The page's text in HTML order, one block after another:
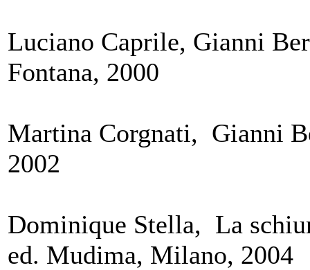
Luciano Caprile, Gianni
Fontana, 2000
Martina Corgnati, Gianni
2002
Dominique Stella, La
ed. Mudima, Milano, 2004